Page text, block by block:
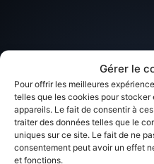
Gérer le
Pour offrir les meilleures
telles que les cookies pour
appareils. Le fait de consentir à
traiter des données telles que le
uniques sur ce site. Le fait de ne
consentement peut avoir un effet
et fonctions.